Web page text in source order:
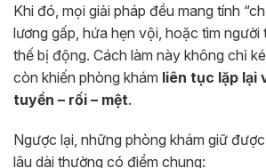
Khi đó, mọi giải pháp đều mang tính
lương gấp, hứa hẹn vội, hoặc tìm người
thế bị động. Cách làm này không chỉ
còn khiến phòng khám liên tục lặp lại
tuyển – rối – mệt.
Ngược lại, những phòng khám giữ
lâu dài thường có điểm chung: